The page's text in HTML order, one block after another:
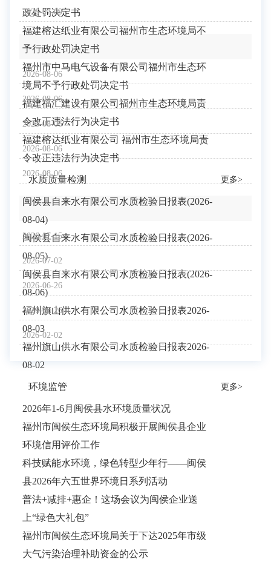
政处罚决定书
福建榕达纸业有限公司福州市生态环境局不
予行政处罚决定书
福州市中马电气设备有限公司福州市生态环
境局不予行政处罚决定书
福建福汇建设有限公司福州市生态环境局责
令改正违法行为决定书
2026-07-09
福建榕达纸业有限公司 福州市生态环境局责
令改正违法行为决定书
水质质量检测 更多>
2026-08-06
闽侯县自来水有限公司水质检验日报表(2026-
08-04)
2026-08-06
闽侯县自来水有限公司水质检验日报表(2026-
08-05)
2026-08-06
闽侯县自来水有限公司水质检验日报表(2026-
08-06)
2026-08-06
福州旗山供水有限公司水质检验日报表2026-
08-03
2026-08-06
福州旗山供水有限公司水质检验日报表2026-
08-02
环境监管 更多>
2026-07-15
2026年1-6月闽侯县水环境质量状况
2026-07-02
福州市闽侯生态环境局积极开展闽侯县企业
环境信用评价工作
2026-06-26
科技赋能水环境，绿色转型少年行——闽侯
县2026年六五世界环境日系列活动
2026-06-26
普法+减排+惠企！这场会议为闽侯企业送
上“绿色大礼包”
2026-02-02
福州市闽侯生态环境局关于下达2025年市级
大气污染治理补助资金的公示